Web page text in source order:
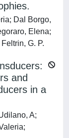
Dal Borgo,
Elena;
G. P.
and
in a
A;